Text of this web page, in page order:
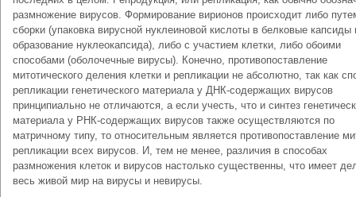
размножение вирусов. Формирование вирионов происходит либо
сборки (упаковка вирусной нуклеиновой кислоты в белковые капсиды
образование нуклеокапсида), либо с участием клетки, либо обоими
способами (оболочечные вирусы). Конечно, противопоставление
митотического деления клетки и репликации не абсолютно, так как
репликации генетического материала у ДНК-содержащих вирусов
принципиально не отличаются, а если учесть, что и синтез
материала у РНК-содержащих вирусов также осуществляются по
матричному типу, то относительным является противопоставление
репликации всех вирусов. И, тем не менее, различия в способах
размножения клеток и вирусов настолько существенны, что имеет
весь живой мир на вирусы и невирусы.